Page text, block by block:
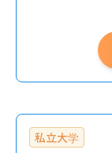
私立大学